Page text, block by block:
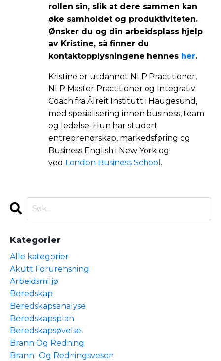
rollen sin, slik at dere sammen kan
øke samholdet og produktiviteten.
Ønsker du og din arbeidsplass hjelp
av Kristine, så finner du
kontaktopplysningene hennes her.
Kristine er utdannet NLP Practitioner,
NLP Master Practitioner og Integrativ
Coach fra Ålreit Institutt i Haugesund,
med spesialisering innen business, team
og ledelse. Hun har studert
entreprenørskap, markedsføring og
Business English i New York og
ved London Business School .
Kategorier
Alle kategorier
Akutt Forurensning
Arbeidsmiljø
Beredskap
Beredskapsanalyse
Beredskapsplan
Beredskapsøvelse
Brann Og Redning
Brann- Og Redningsvesen